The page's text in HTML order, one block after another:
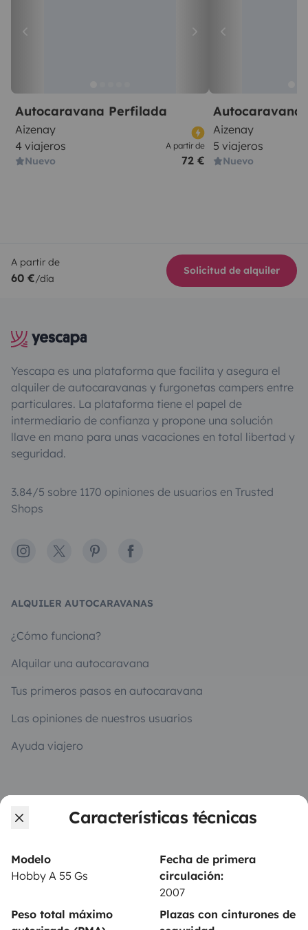
Características técnicas
Modelo
Hobby A 55 Gs
Fecha de primera
circulación:
2007
Peso total máximo
Plazas con cinturones de
Autocaravana Perfilada
Aizenay
4 viajeros
Nuevo
A partir de
72 €
Autocaravana
Aizenay
5 viajeros
Nuevo
A partir de
60 €/día
Solicitud de alquiler
Yescapa es una plataforma que facilita y asegura el
alquiler de autocaravanas y furgonetas campers entre
particulares. La plataforma tiene el papel de
intermediario de confianza y propone una solución
llave en mano para unas vacaciones en total libertad y
seguridad.
3.84/5 sobre 1170 opiniones de usuarios en Trusted
Shops
Instagram
X PinterestFacebook
ALQUILER AUTOCARAVANAS
¿Cómo funciona?
Alquilar una autocaravana
Tus primeros pasos en autocaravana
Las opiniones de nuestros usuarios
Ayuda viajero
PROPIETARIOS
Contrato de alquiler
Seguros de alquiler
Asistencias de alquiler